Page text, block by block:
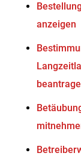
anzeigen